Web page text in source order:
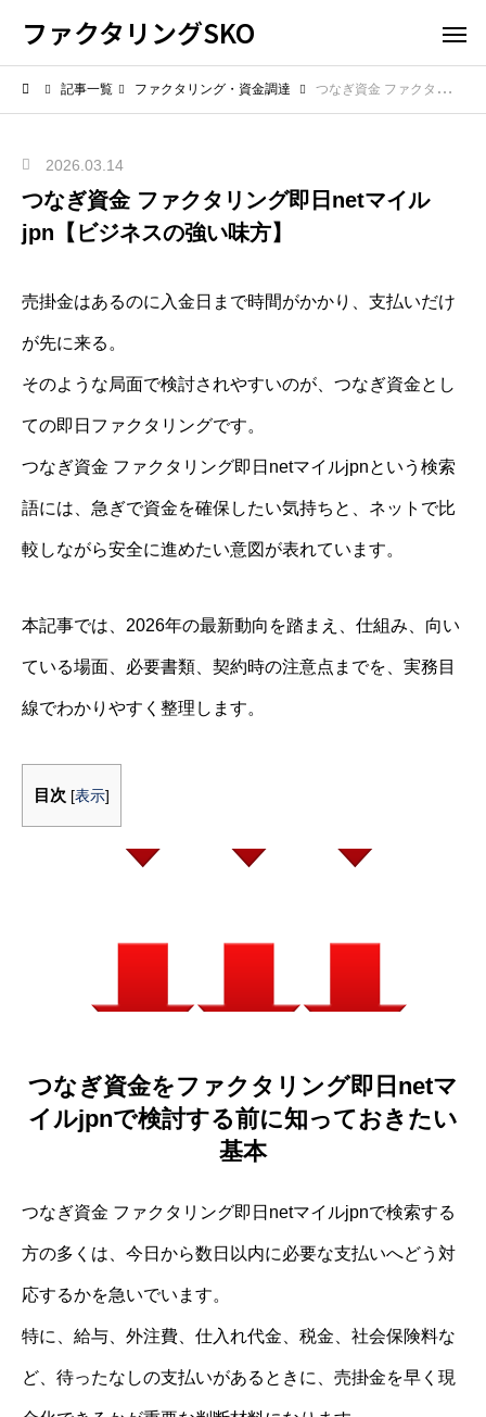
ファクタリングSKO
記事一覧 ファクタリング・資金調達 つなぎ資金 ファクタリング即日netマイルjpn【ビジネスの強い味方】
2026.03.14
つなぎ資金 ファクタリング即日netマイル
jpn【ビジネスの強い味方】
売掛金はあるのに入金日まで時間がかかり、支払いだけ
が先に来る。
そのような局面で検討されやすいのが、つなぎ資金とし
ての即日ファクタリングです。
つなぎ資金 ファクタリング即日netマイルjpnという検索
語には、急ぎで資金を確保したい気持ちと、ネットで比
較しながら安全に進めたい意図が表れています。
本記事では、2026年の最新動向を踏まえ、仕組み、向い
ている場面、必要書類、契約時の注意点までを、実務目
線でわかりやすく整理します。
目次 [表示]
つなぎ資金をファクタリング即日netマ
イルjpnで検討する前に知っておきたい
基本
つなぎ資金 ファクタリング即日netマイルjpnで検索する
方の多くは、今日から数日以内に必要な支払いへどう対
応するかを急いでいます。
特に、給与、外注費、仕入れ代金、税金、社会保険料な
ど、待ったなしの支払いがあるときに、売掛金を早く現